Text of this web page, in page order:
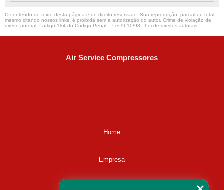
O conteúdo do texto desta página é de direito reservado. Sua reprodução, parcial ou total,
mesmo citando nossos links, é proibida sem a autorização do autor. Crime de violação de
direito autoral – artigo 184 do Código Penal – Lei 9610/98 - Lei de direitos autorais.
Air Service Compressores
Home
Empresa